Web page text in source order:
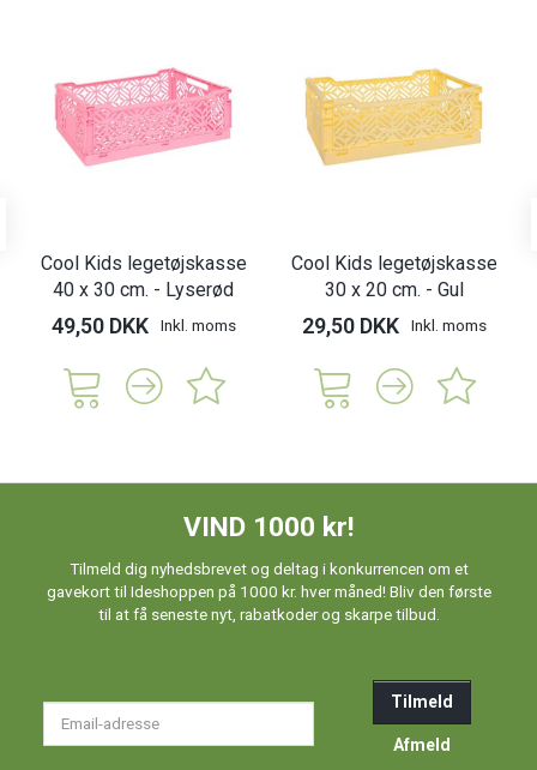
Cool Kids legetøjskasse
40 x 30 cm. - Lyserød
49,50 DKK Inkl. moms
Cool Kids legetøjskasse
30 x 20 cm. - Gul
29,50 DKK Inkl. moms
VIND 1000 kr!
Tilmeld dig nyhedsbrevet og deltag i konkurrencen om et
gavekort til Ideshoppen på 1000 kr. hver måned! Bliv den første
til at få seneste nyt, rabatkoder og skarpe tilbud.
Tilmeld
Afmeld